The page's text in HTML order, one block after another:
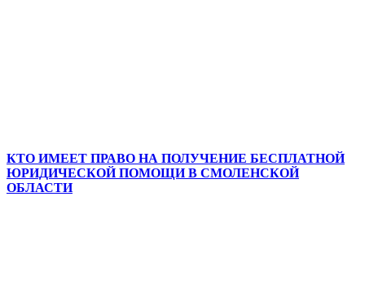
КТО ИМЕЕТ ПРАВО НА ПОЛУЧЕНИЕ БЕСПЛАТНОЙ
ЮРИДИЧЕСКОЙ ПОМОЩИ В СМОЛЕНСКОЙ
ОБЛАСТИ